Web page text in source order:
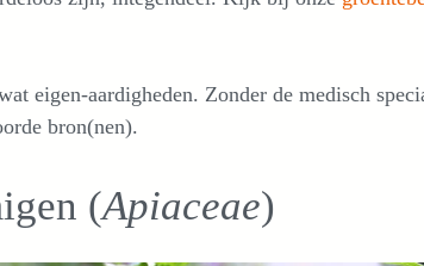
eigen-aardigheden. Zonder de medisch
bron(nen).
(Apiaceae)